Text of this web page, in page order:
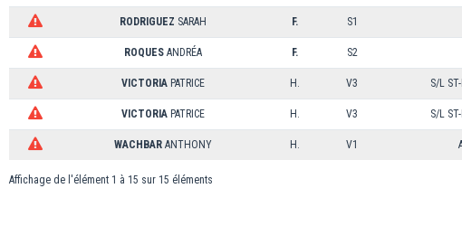
RODRIGUEZ SARAH F. S1
ROQUES ANDRÉA F. S2
VICTORIA PATRICE H. V3 S/L
VICTORIA PATRICE H. V3 S/L
WACHBAR ANTHONY H. V1
Affichage de l'élément 1 à 15 sur 15 éléments